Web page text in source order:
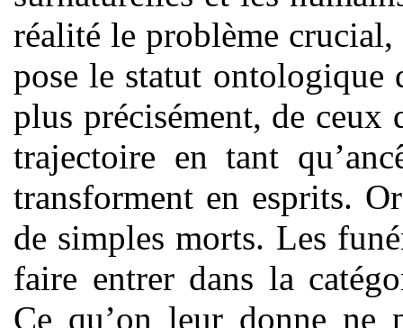
réalité le problème
pose le statut ontologique
plus précisément, de
trajectoire en tant
transforment en esprits.
de simples morts. Les
faire entrer dans la
Ce qu’on leur donne ne